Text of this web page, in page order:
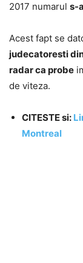
2017 numarul s-
Acest fapt se
judecatoresti
radar ca probe
de viteza.
CITESTE si:
Montreal